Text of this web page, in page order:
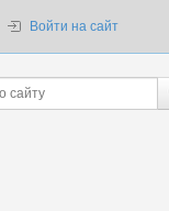
Войти на сайт